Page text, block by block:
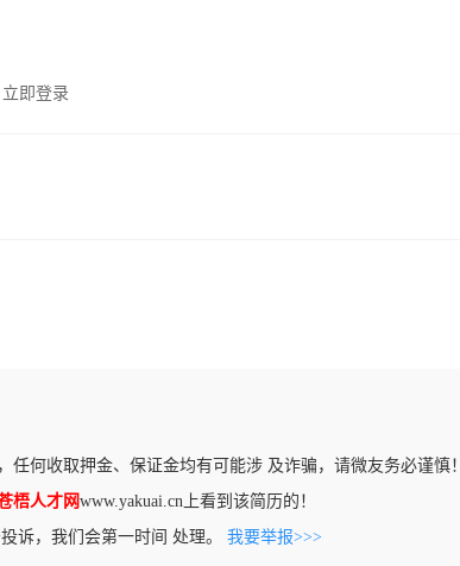
立即登录
任何收取押金、保证金均有可能涉 及诈骗，请微友务必谨慎！
梧人才网www.yakuai.cn上看到该简历的！
诉，我们会第一时间 处理。 我要举报>>>